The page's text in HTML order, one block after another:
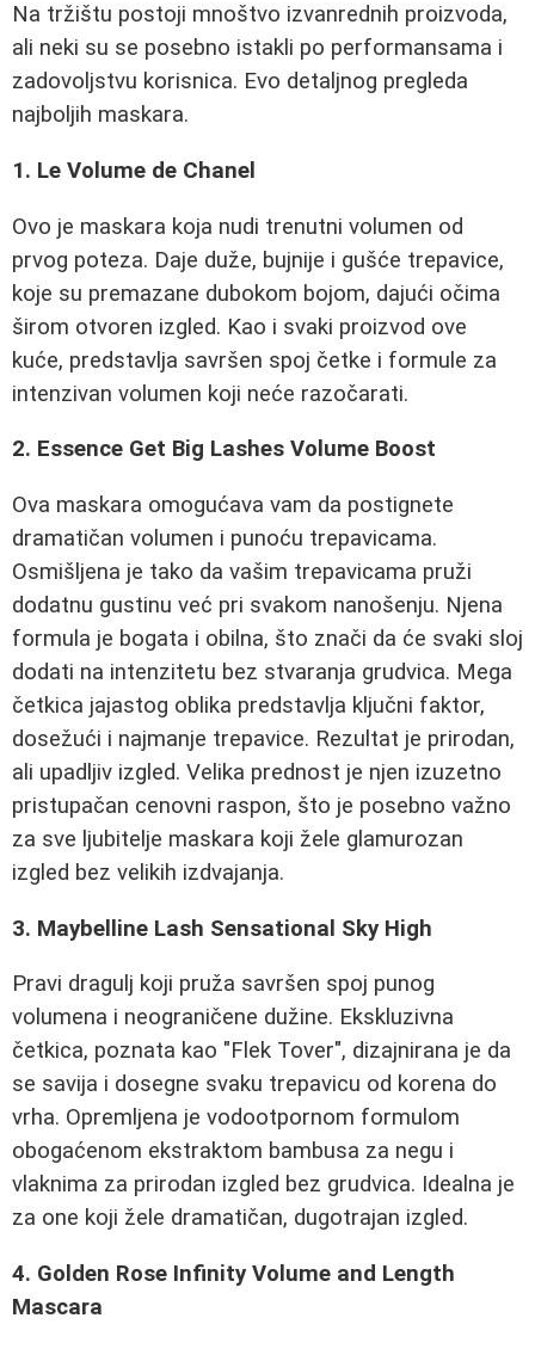
Na tržištu postoji mnoštvo izvanrednih proizvoda,
ali neki su se posebno istakli po performansama i
zadovoljstvu korisnica. Evo detaljnog pregleda
najboljih maskara.
1. Le Volume de Chanel
Ovo je maskara koja nudi trenutni volumen od
prvog poteza. Daje duže, bujnije i gušće trepavice,
koje su premazane dubokom bojom, dajući očima
širom otvoren izgled. Kao i svaki proizvod ove
kuće, predstavlja savršen spoj četke i formule za
intenzivan volumen koji neće razočarati.
2. Essence Get Big Lashes Volume Boost
Ova maskara omogućava vam da postignete
dramatičan volumen i punoću trepavicama.
Osmišljena je tako da vašim trepavicama pruži
dodatnu gustinu već pri svakom nanošenju. Njena
formula je bogata i obilna, što znači da će svaki sloj
dodati na intenzitetu bez stvaranja grudvica. Mega
četkica jajastog oblika predstavlja ključni faktor,
dosežući i najmanje trepavice. Rezultat je prirodan,
ali upadljiv izgled. Velika prednost je njen izuzetno
pristupačan cenovni raspon, što je posebno važno
za sve ljubitelje maskara koji žele glamurozan
izgled bez velikih izdvajanja.
3. Maybelline Lash Sensational Sky High
Pravi dragulj koji pruža savršen spoj punog
volumena i neograničene dužine. Ekskluzivna
četkica, poznata kao "Flek Tover", dizajnirana je da
se savija i dosegne svaku trepavicu od korena do
vrha. Opremljena je vodootpornom formulom
obogaćenom ekstraktom bambusa za negu i
vlaknima za prirodan izgled bez grudvica. Idealna je
za one koji žele dramatičan, dugotrajan izgled.
4. Golden Rose Infinity Volume and Length
Mascara